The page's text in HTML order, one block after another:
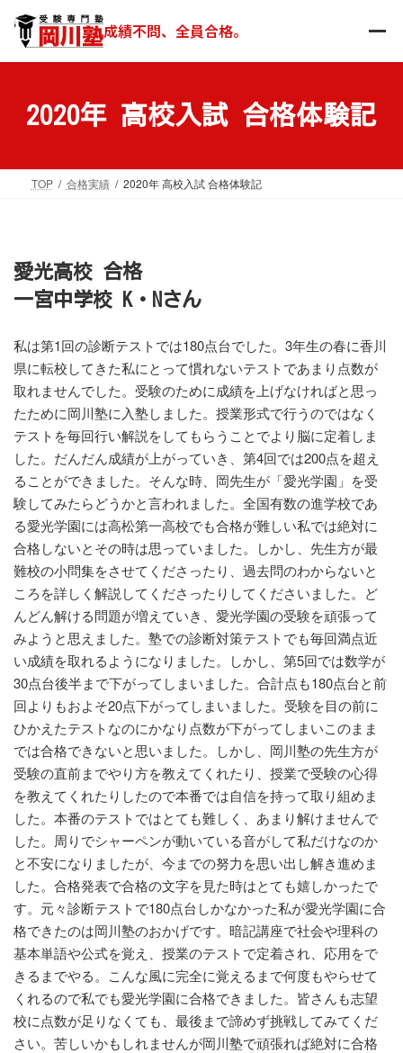
ン
ッ
ー
移
成績不問、全員合格。
2020年 高校入試 合格体験記
TOP 合格実績 2020年 高校入試 合格体験記
愛光高校 合格
一宮中学校 K・Nさん
私は第1回の診断テストでは180点台でした。3年生の春に香川
県に転校してきた私にとって慣れないテストであまり点数が
取れませんでした。受験のために成績を上げなければと思っ
たために岡川塾に入塾しました。授業形式で行うのではなく
テストを毎回行い解説をしてもらうことでより脳に定着しま
した。だんだん成績が上がっていき、第4回では200点を超え
ることができました。そんな時、岡先生が「愛光学園」を受
験してみたらどうかと言われました。全国有数の進学校であ
る愛光学園には高松第一高校でも合格が難しい私では絶対に
合格しないとその時は思っていました。しかし、先生方が最
難校の小問集をさせてくださったり、過去問のわからないと
ころを詳しく解説してくださったりしてくださいました。ど
んどん解ける問題が増えていき、愛光学園の受験を頑張って
みようと思えました。塾での診断対策テストでも毎回満点近
い成績を取れるようになりました。しかし、第5回では数学が
30点台後半まで下がってしまいました。合計点も180点台と前
回よりもおよそ20点下がってしまいました。受験を目の前に
ひかえたテストなのにかなり点数が下がってしまいこのまま
では合格できないと思いました。しかし、岡川塾の先生方が
受験の直前までやり方を教えてくれたり、授業で受験の心得
を教えてくれたりしたので本番では自信を持って取り組めま
した。本番のテストではとても難しく、あまり解けませんで
した。周りでシャーペンが動いている音がして私だけなのか
と不安になりましたが、今までの努力を思い出し解き進めま
した。合格発表で合格の文字を見た時はとても嬉しかったで
す。元々診断テストで180点台しかなかった私が愛光学園に合
格できたのは岡川塾のおかげです。暗記講座で社会や理科の
基本単語や公式を覚え、授業のテストで定着され、応用をで
きるまでやる。こんな風に完全に覚えるまで何度もやらせて
くれるので私でも愛光学園に合格できました。皆さんも志望
校に点数が足りなくても、最後まで諦めず挑戦してみてくだ
さい。苦しいかもしれませんが岡川塾で頑張れば絶対に合格